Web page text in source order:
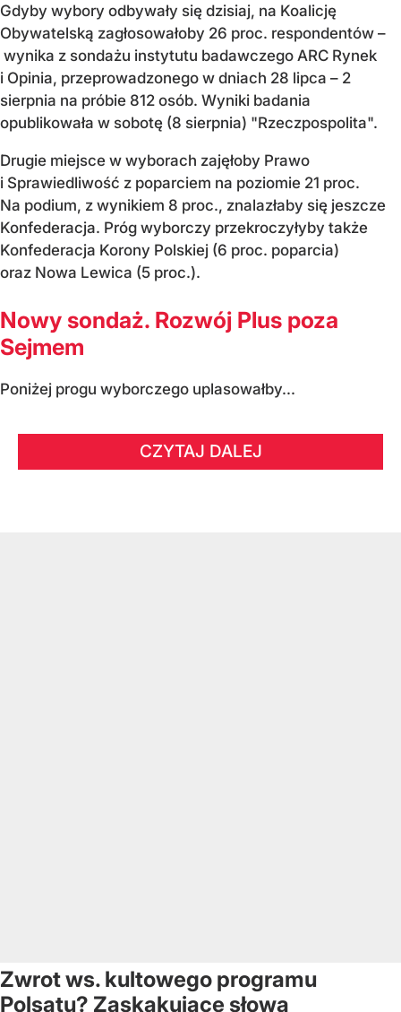
Gdyby wybory odbywały się dzisiaj, na Koalicję
Obywatelską zagłosowałoby 26 proc. respondentów –
wynika z sondażu instytutu badawczego ARC Rynek
i Opinia, przeprowadzonego w dniach 28 lipca – 2
sierpnia na próbie 812 osób. Wyniki badania
opublikowała w sobotę (8 sierpnia) "Rzeczpospolita".
Drugie miejsce w wyborach zajęłoby Prawo
i Sprawiedliwość z poparciem na poziomie 21 proc.
Na podium, z wynikiem 8 proc., znalazłaby się jeszcze
Konfederacja. Próg wyborczy przekroczyłyby także
Konfederacja Korony Polskiej (6 proc. poparcia)
oraz Nowa Lewica (5 proc.).
Nowy sondaż. Rozwój Plus poza
Sejmem
Poniżej progu wyborczego uplasowałby...
CZYTAJ DALEJ
Zwrot ws. kultowego programu
Polsatu? Zaskakujące słowa